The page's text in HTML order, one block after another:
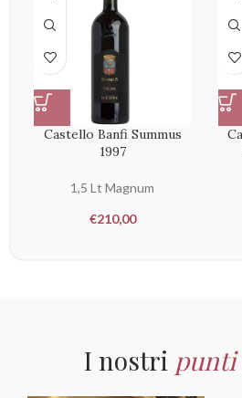
Castello Banfi Summus
1997
1,5 Lt Magnum
€210,00
I nostri punti